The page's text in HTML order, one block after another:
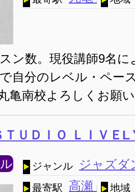
ン数。現役講師9名
自分のレベル・ペー
亀南校よろしくお願
ＴＵＤＩＯ ＬＩＶＥL
ジャンル ジャズ
最寄駅 高瀬 地域